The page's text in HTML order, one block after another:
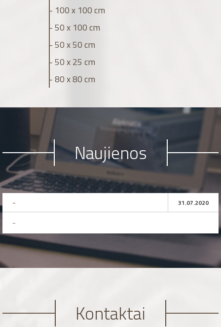
- 100 x 100 cm
- 50 x 100 cm
- 50 x 50 cm
- 50 x 25 cm
- 80 x 80 cm
Naujienos
- 31.07.2020
-
Kontaktai